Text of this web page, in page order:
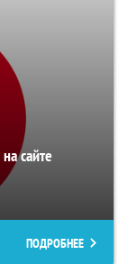
сайте
ПОДРОБНЕЕ